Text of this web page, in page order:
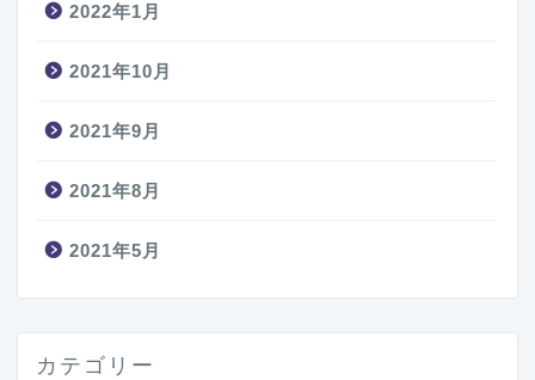
2022年1月
2021年10月
2021年9月
2021年8月
2021年5月
カテゴリー